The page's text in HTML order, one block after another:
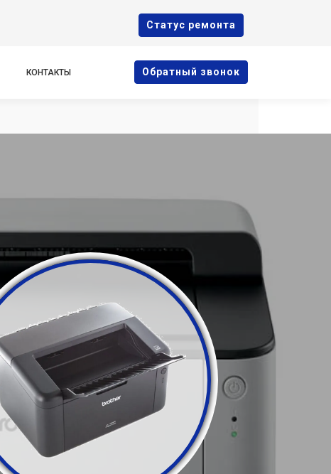
Cтатус ремонта
КОНТАКТЫ Oбратный звонок